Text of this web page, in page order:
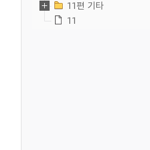
11편 기타
11